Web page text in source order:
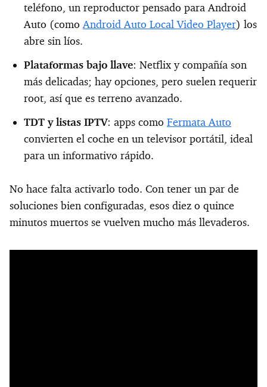
teléfono, un reproductor pensado para Android
Auto (comoAndroid Auto Local Video Player) los
abre sin líos.
Plataformas bajo llave: Netflix y compañía son
más delicadas; hay opciones, pero suelen requerir
root, así que es terreno avanzado.
TDT y listas IPTV: apps como Fermata Auto
convierten el coche en un televisor portátil, ideal
para un informativo rápido.
No hace falta activarlo todo. Con tener un par de
soluciones bien configuradas, esos diez o quince
minutos muertos se vuelven mucho más llevaderos.